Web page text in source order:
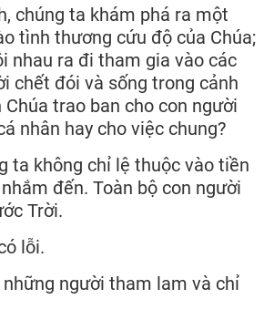
chúng ta khám phá ra một
tình thương cứu độ của Chúa;
nhau ra đi tham gia vào các
chết đói và sống trong cảnh
trao ban cho con người
nhân hay cho việc chung?
ta không chỉ lệ thuộc vào tiền
đến. Toàn bộ con người
Trời.
lỗi.
người tham lam và chỉ